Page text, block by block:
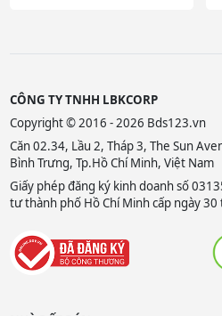
CÔNG TY TNHH LBKCORP
Copyright © 2016 - 2026 Bds123.vn
Căn 02.34, Lầu 2, Tháp 3, The Sun
Bình Trưng, Tp.Hồ Chí Minh, Việt Nam
Giấy phép đăng ký kinh doanh số
tư thành phố Hồ Chí Minh cấp ngày